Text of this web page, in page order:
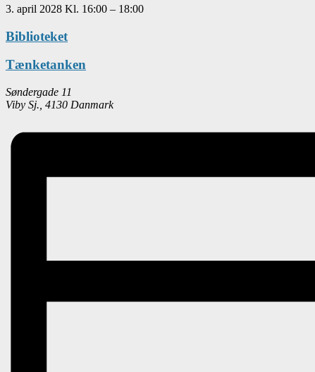
3. april 2028 Kl. 16:00 – 18:00
Biblioteket
Tænketanken
Søndergade 11
Viby Sj. 4130 Danmark